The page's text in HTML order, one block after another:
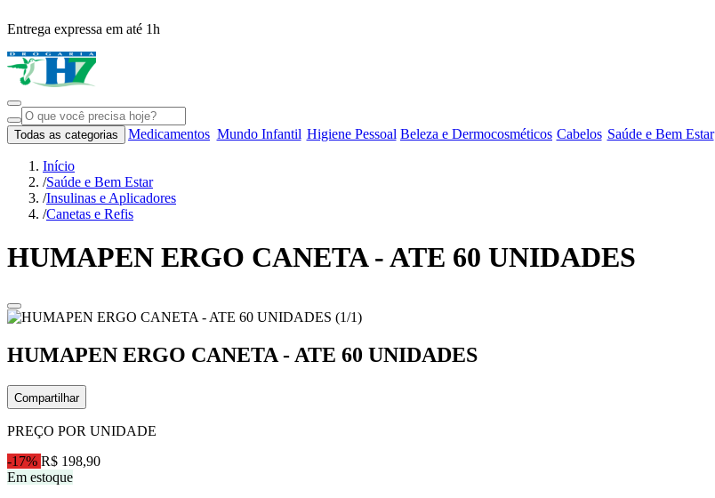
Entrega expressa em até 1h
Todas as categorias Medicamentos Mundo Infantil Higiene Pessoal Beleza e Dermocosméticos Cabelos Saúde e Bem Estar
Início
/Saúde e Bem Estar
/Insulinas e Aplicadores
/Canetas e Refis
HUMAPEN ERGO CANETA - ATE 60 UNIDADES
HUMAPEN ERGO CANETA - ATE 60 UNIDADES
Compartilhar
PREÇO POR UNIDADE
-17% R$ 198,90
Em estoque